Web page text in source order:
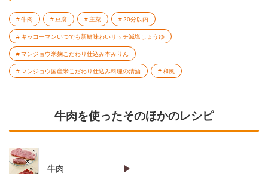
牛肉 豆腐 主菜 20分以内
キッコーマンいつでも新鮮味わいリッチ減塩しょうゆ
マンジョウ米麹こだわり仕込み本みりん
マンジョウ国産米こだわり仕込み料理の清酒 和風
牛肉を使ったそのほかのレシピ
牛肉